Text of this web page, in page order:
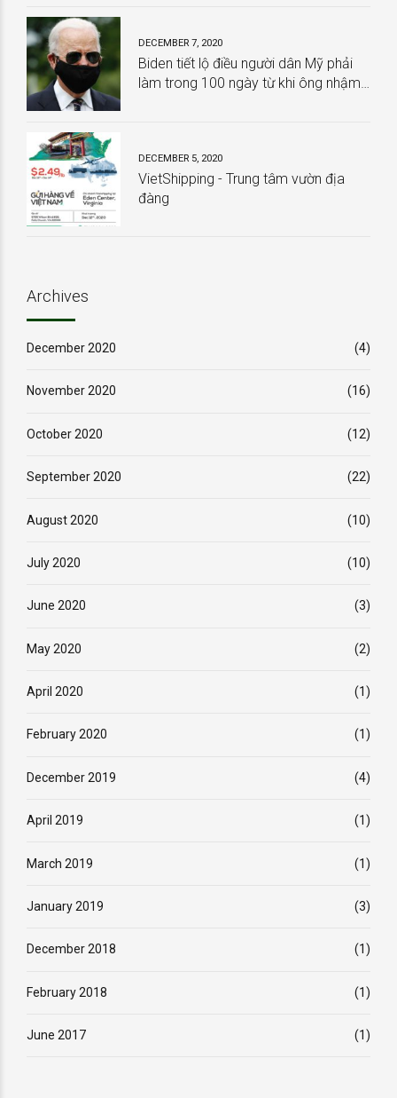
DECEMBER 7, 2020
Biden tiết lộ điều người dân Mỹ phải
làm trong 100 ngày từ khi ông nhậm
DECEMBER 5, 2020
VietShipping - Trung tâm vườn địa
đàng
Archives
December 2020 (4)
November 2020 (16)
October 2020 (12)
September 2020 (22)
August 2020 (10)
July 2020 (10)
June 2020 (3)
May 2020 (2)
April 2020 (1)
February 2020 (1)
December 2019 (4)
April 2019 (1)
March 2019 (1)
January 2019 (3)
December 2018 (1)
February 2018 (1)
June 2017 (1)